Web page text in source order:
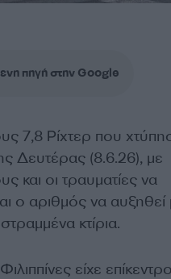
πηγή στην Google
7,8 Ρίχτερ που
Δευτέρας (8.6.26), με
και οι τραυματίες να
ο αριθμός να αυξηθεί
κτίρια.
είχε